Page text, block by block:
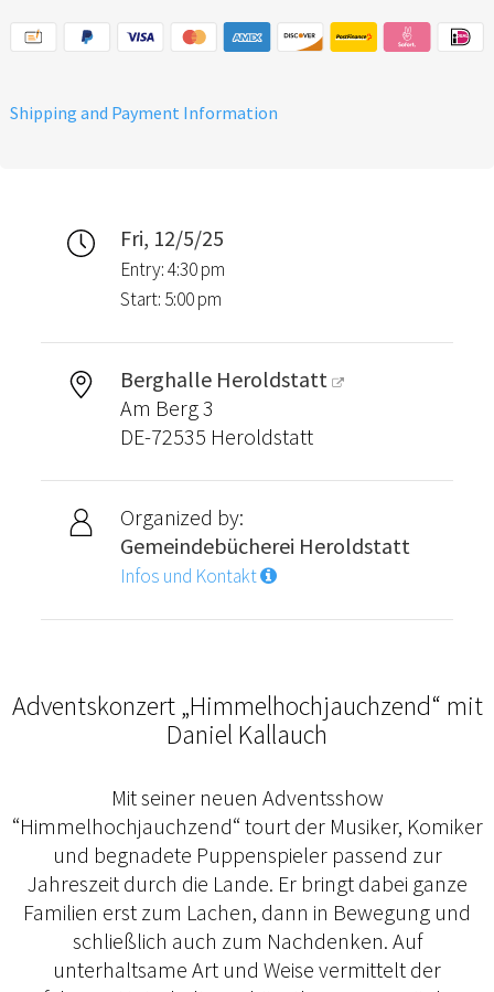
Shipping and Payment Information
Fri, 12/5/25
Entry: 4:30 pm
Start: 5:00 pm
Berghalle Heroldstatt
Am Berg 3
DE-72535 Heroldstatt
Organized by:
Gemeindebücherei Heroldstatt
Infos und Kontakt
Adventskonzert „Himmelhochjauchzend“ mit
Daniel Kallauch
Mit seiner neuen Adventsshow
“Himmelhochjauchzend“ tourt der Musiker, Komiker
und begnadete Puppenspieler passend zur
Jahreszeit durch die Lande. Er bringt dabei ganze
Familien erst zum Lachen, dann in Bewegung und
schließlich auch zum Nachdenken. Auf
unterhaltsame Art und Weise vermittelt der